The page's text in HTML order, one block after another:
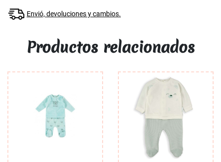
Envió, devoluciones y cambios.
Productos relacionados